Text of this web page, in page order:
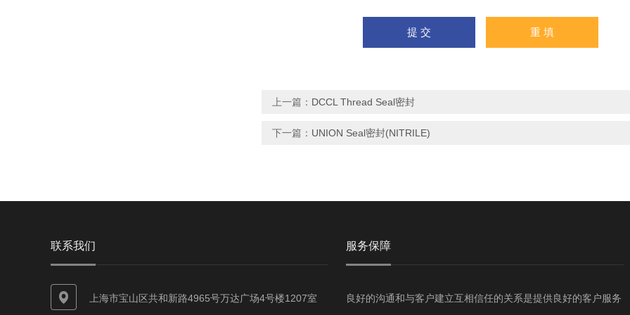
上一篇： DCCL Thread Seal密封
下一篇： UNION Seal密封(NITRILE)
联系我们
上海市宝山区共和新路4965号万达广场4号楼1207室
服务保障
良好的沟通和与客户建立互相信任的关系是提供良好的客户服务